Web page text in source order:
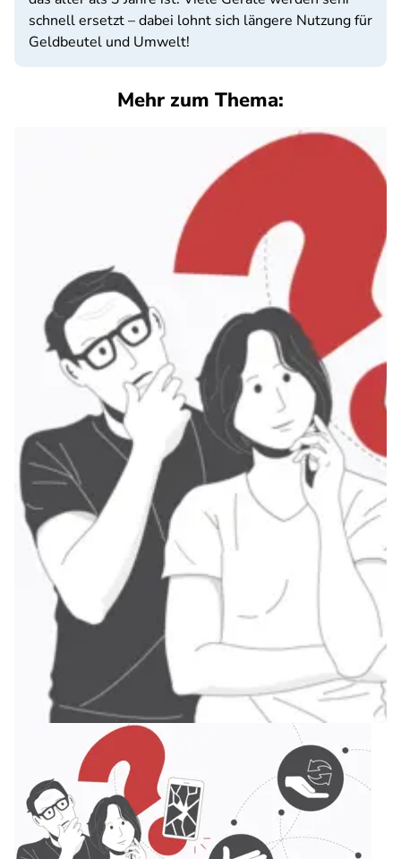
schnell ersetzt – dabei lohnt sich längere Nutzung für
Geldbeutel und Umwelt!
Mehr zum Thema: